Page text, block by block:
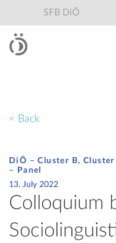
SFB DiÖ
< Back
DiÖ – Cluster B,
–
Panel
13. July 2022
Colloquium